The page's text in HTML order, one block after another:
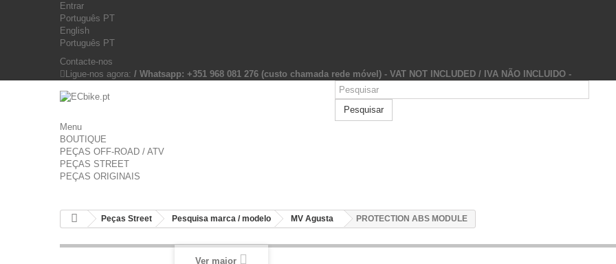
Entrar
Português PT
English
Português PT
Contacte-nos
Ligue-nos agora: / Whatsapp: +351 968 081 276 (custo chamada rede móvel) - VAT NOT INCLUDED / IVA NÃO INCLUIDO -
Pesquisar
Menu
BOUTIQUE
PEÇAS OFF-ROAD / ATV
PEÇAS STREET
PEÇAS ORIGINAIS
Peças Street Pesquisa marca / modelo MV Agusta PROTECTION ABS MODULE
Ver maior